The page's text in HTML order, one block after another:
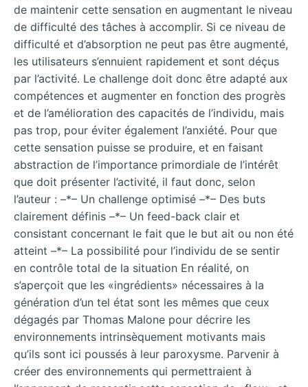
de maintenir cette sensation en augmentant le niveau
de difficulté des tâches à accomplir. Si ce niveau de
difficulté et d’absorption ne peut pas être augmenté,
les utilisateurs s’ennuient rapidement et sont déçus
par l’activité. Le challenge doit donc être adapté aux
compétences et augmenter en fonction des progrès
et de l’amélioration des capacités de l’individu, mais
pas trop, pour éviter également l’anxiété. Pour que
cette sensation puisse se produire, et en faisant
abstraction de l’importance primordiale de l’intérêt
que doit présenter l’activité, il faut donc, selon
l’auteur : –*– Un challenge optimisé –*– Des buts
clairement définis –*– Un feed-back clair et
consistant concernant le fait que le but ait ou non été
atteint –*– La possibilité pour l’individu de se sentir
en contrôle total de la situation En réalité, on
s’aperçoit que les «ingrédients» nécessaires à la
génération d’un tel état sont les mêmes que ceux
dégagés par Thomas Malone pour décrire les
environnements intrinsèquement motivants mais
qu’ils sont ici poussés à leur paroxysme. Parvenir à
créer des environnements qui permettraient à